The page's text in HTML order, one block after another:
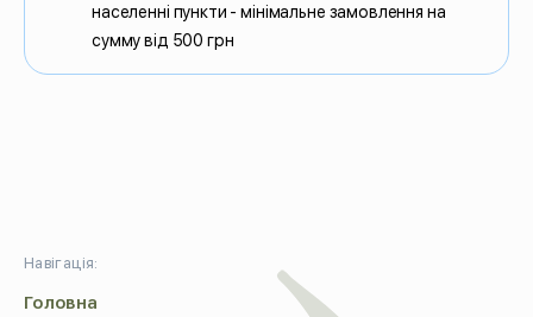
населенні пункти - мінімальне замовлення на
сумму від 500 грн
Навігація:
Головна